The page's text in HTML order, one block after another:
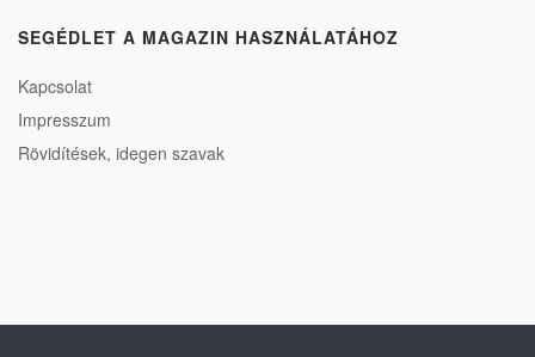
SEGÉDLET A MAGAZIN HASZNÁLATÁHOZ
Kapcsolat
Impresszum
Rövidítések, idegen szavak